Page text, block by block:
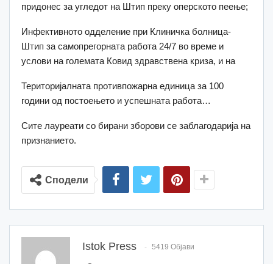
придонес за угледот на Штип преку оперското пеење;
Инфективното одделение при Клиничка болница-
Штип за самопрегорната работа 24/7 во време и
услови на големата Ковид здравствена криза, и на
Територијалната противпожарна единица за 100
години од постоењето и успешната работа…
Сите лауреати со бирани зборови се заблагодарија на
признанието.
Сподели
Istok Press 5419 Објави